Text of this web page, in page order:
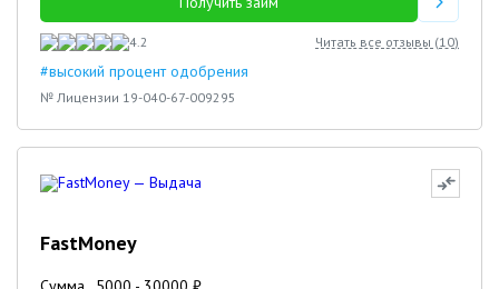
4.2 Читать все отзывы (10)
#высокий процент одобрения
№ Лицензии 19-040-67-009295
FastMoney